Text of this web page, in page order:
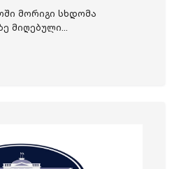
მორიგი სხდომა
მიღებული...